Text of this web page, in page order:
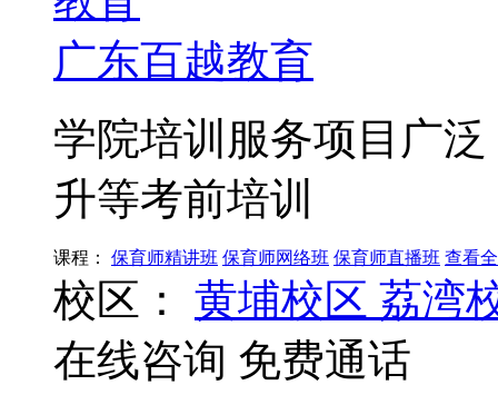
广东百越教育
学院培训服务项目广
升等考前培训
课程： 保育师精讲班 保育师网络班 保育师直播班 查看
校区： 黄埔校区 荔湾
在线咨询 免费通话